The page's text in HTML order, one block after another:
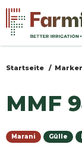
Direkt
zum
Inhalt
Sie
hier
Startseite
MMF
Marani Gülle